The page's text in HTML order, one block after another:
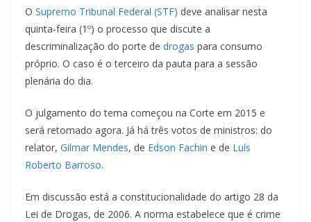
O Supremo Tribunal Federal (STF) deve analisar nesta
quinta-feira (1º) o processo que discute a
descriminalização do porte de drogas para consumo
próprio. O caso é o terceiro da pauta para a sessão
plenária do dia.
O julgamento do tema começou na Corte em 2015 e
será retomado agora. Já há três votos de ministros: do
relator, Gilmar Mendes, de Edson Fachin e de Luís
Roberto Barroso.
Em discussão está a constitucionalidade do artigo 28 da
Lei de Drogas, de 2006. A norma estabelece que é crime